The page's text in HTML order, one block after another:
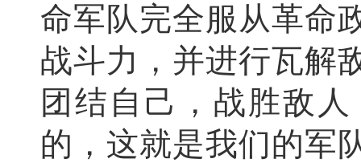
命军队完全服从革命
战斗力，并进行瓦解
团结自己，战胜敌
的，这就是我们的军